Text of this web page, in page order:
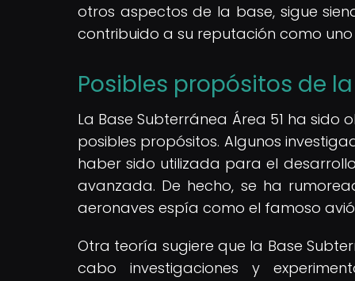
otros aspectos de la base, sigue
contribuido a su reputación como
Posibles propósitos de
La Base Subterránea Área 51 ha
posibles propósitos. Algunos
haber sido utilizada para el
avanzada. De hecho, se ha
aeronaves espía como el famoso
Otra teoría sugiere que la Base
cabo investigaciones y